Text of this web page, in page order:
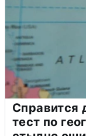
Справится
тест по